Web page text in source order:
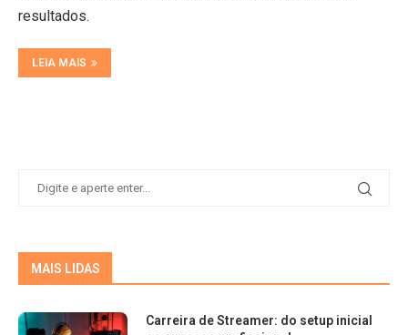
resultados.
LEIA MAIS
MAIS LIDAS
Carreira de Streamer: do setup inicial